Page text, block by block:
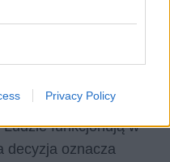
Privacy Policy
bohaterów ma
zlagrowanych.
przez okupanta
do godnej
Ludzie funkcjonują w
decyzja oznacza